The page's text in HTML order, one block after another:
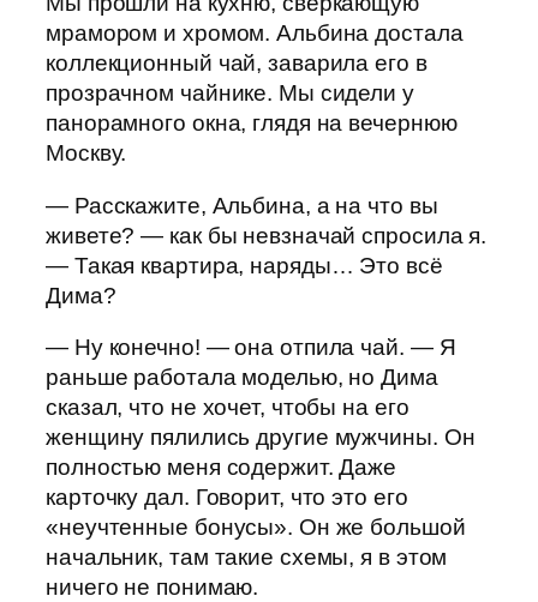
мрамором и хромом. Альбина достала
коллекционный чай, заварила его в
прозрачном чайнике. Мы сидели у
панорамного окна, глядя на вечернюю
Москву.
— Расскажите, Альбина, а на что вы
живете? — как бы невзначай спросила я.
— Такая квартира, наряды… Это всё
Дима?
— Ну конечно! — она отпила чай. — Я
раньше работала моделью, но Дима
сказал, что не хочет, чтобы на его
женщину пялились другие мужчины. Он
полностью меня содержит. Даже
карточку дал. Говорит, что это его
«неучтенные бонусы». Он же большой
начальник, там такие схемы, я в этом
ничего не понимаю.